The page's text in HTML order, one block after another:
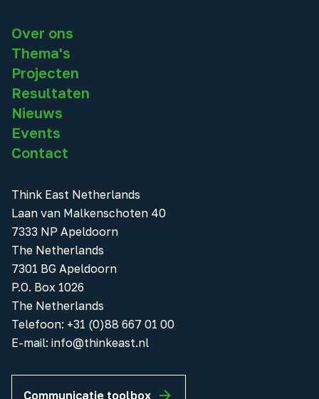
Over ons
Thema's
Projecten
Resultaten
Nieuws
Events
Contact
Think East Netherlands
Laan van Malkenschoten 40
7333 NP Apeldoorn
The Netherlands
7301 BG Apeldoorn
P.O. Box 1026
The Netherlands
Telefoon: +31 (0)88 667 01 00
E-mail: info@thinkeast.nl
Communicatie toolbox